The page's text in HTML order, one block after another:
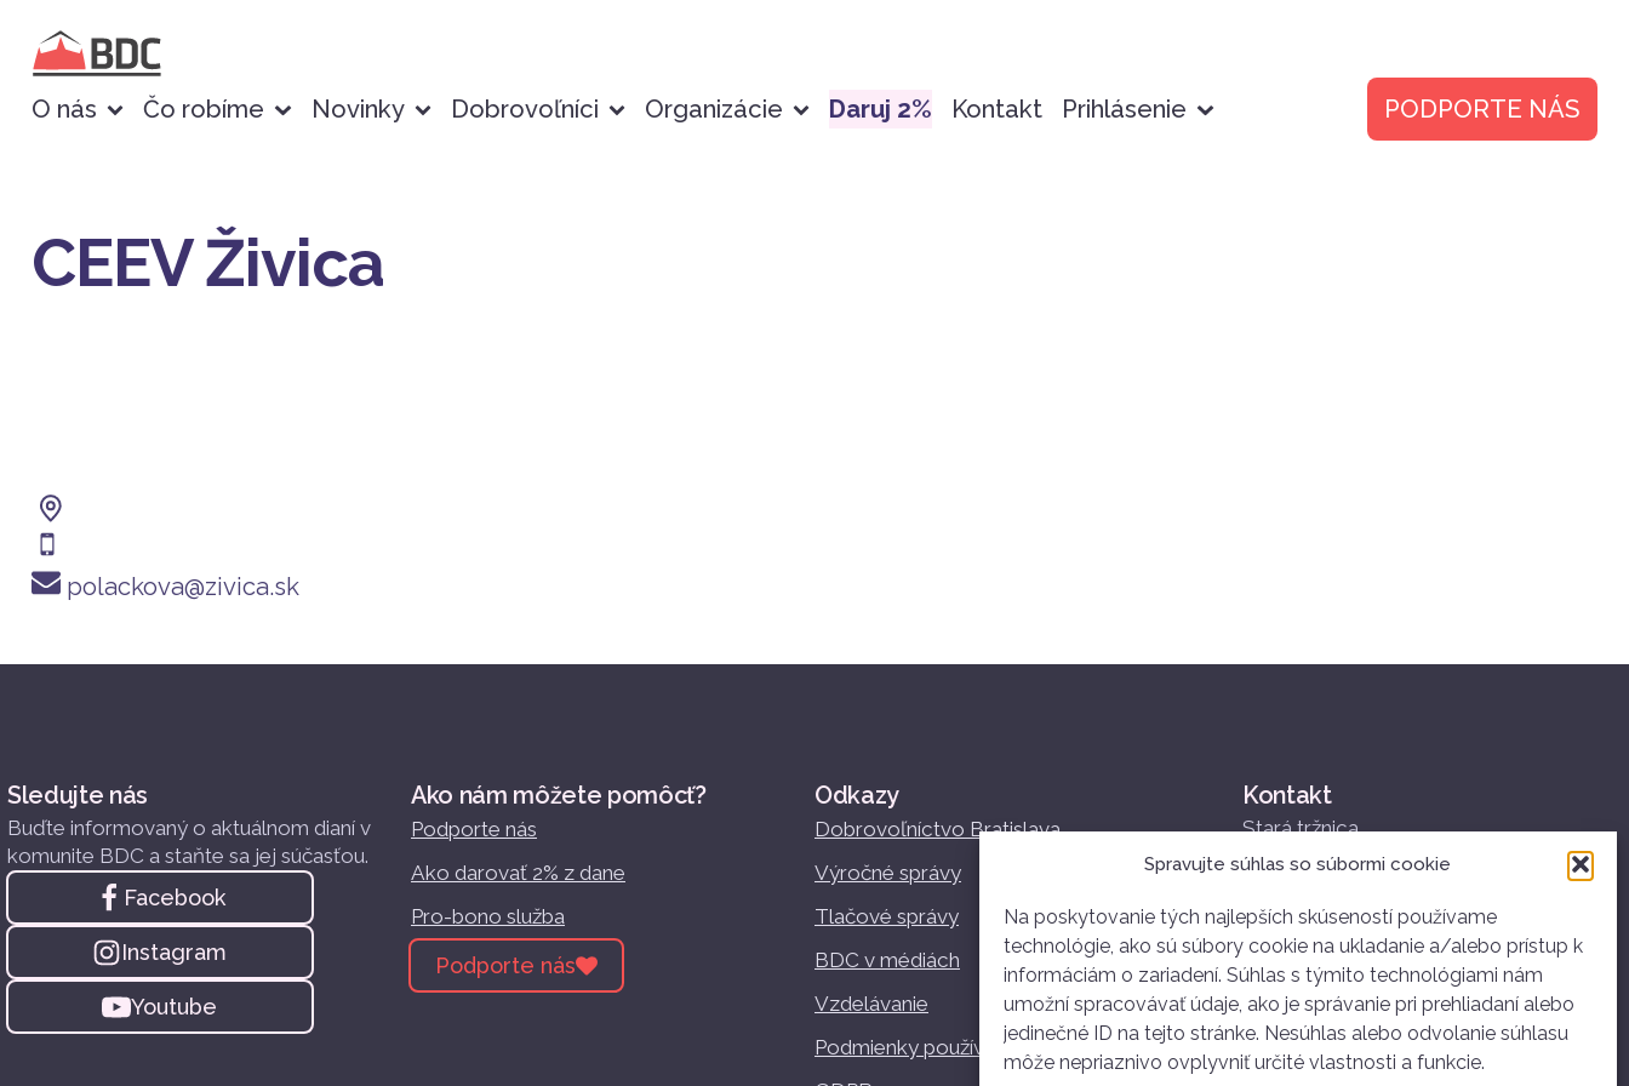
Spravujte súhlas so súbormi cookie
Na poskytovanie tých najlepších skúseností používame
technológie, ako sú súbory cookie na ukladanie a/alebo prístup k
informáciám o zariadení. Súhlas s týmito technológiami nám
umožní spracovávať údaje, ako je správanie pri prehliadaní alebo
jedinečné ID na tejto stránke. Nesúhlas alebo odvolanie súhlasu
môže nepriaznivo ovplyvniť určité vlastnosti a funkcie.
O nás Čo robíme Novinky Dobrovoľníci Organizácie Daruj 2% Kontakt Prihlásenie PODPORTE NÁS
CEEV Živica
polackova@zivica.sk
Sledujte nás
Buďte informovaný o aktuálnom dianí v
komunite BDC a staňte sa jej súčasťou.
Facebook
Instagram
Youtube
Ako nám môžete pomôcť?
Podporte nás
Ako darovať 2% z dane
Pro-bono služba
Podporte nás
Odkazy
Dobrovoľníctvo Bratislava
Výročné správy
Tlačové správy
BDC v médiách
Vzdelávanie
Podmienky používania
Kontakt
Stará tržnica
Nám. SNP 25
+421 907 834 314
ahoj@dobrovolnictvoba.sk